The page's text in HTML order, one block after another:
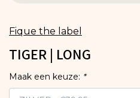
Fique the label
TIGER | LONG
Maak een keuze: *